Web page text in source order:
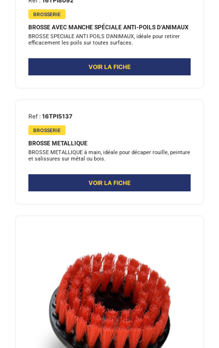
BROSSERIE
BROSSE AVEC MANCHE SPÉCIALE ANTI-POILS D’ANIMAUX
BROSSE SPECIALE ANTI POILS D'ANIMAUX, idéale pour retirer
efficacement les poils sur toutes surfaces.
VOIR LA FICHE
Ref : 16TPI5137
BROSSERIE
BROSSE METALLIQUE
BROSSE METALLIQUE à main, idéale pour décaper rouille, peinture
et salissures sur métal ou bois.
VOIR LA FICHE